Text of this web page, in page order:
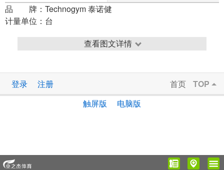
品 牌： Technogym 泰诺健
计量单位： 台
查看图文详情
登录 注册 首页
TOP
触屏版
电脑版